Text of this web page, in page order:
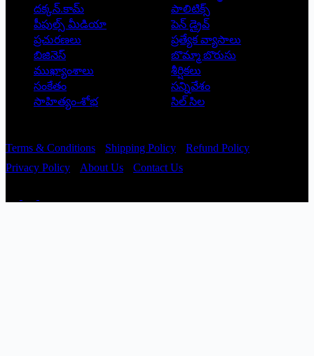
దక్కన్.కామ్
పాలిటిక్స్
పీపుల్స్ ‌మీడియా
పెన్ డ్రైవ్
ప్రచురణలు
ప్రత్యేక వ్యాసాలు
బిజినెస్
బొమ్మా బొరుసు
ముఖ్యాంశాలు
శీర్షికలు
సంకేతం
సన్నివేశం
సాహిత్యం-శోభ
సిల్ సిల
Terms & Conditions Shipping Policy
Refund Policy
Privacy Policy
About Us Contact Us